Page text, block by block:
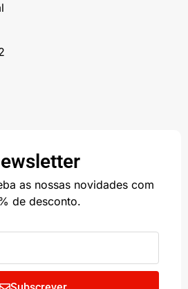
as nossas novidades com
de desconto.